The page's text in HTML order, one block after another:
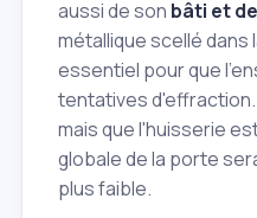
aussi de son bâti et
métallique scellé dans
essentiel pour que
tentatives d'effraction.
mais que l'huisserie
globale de la porte
plus faible.